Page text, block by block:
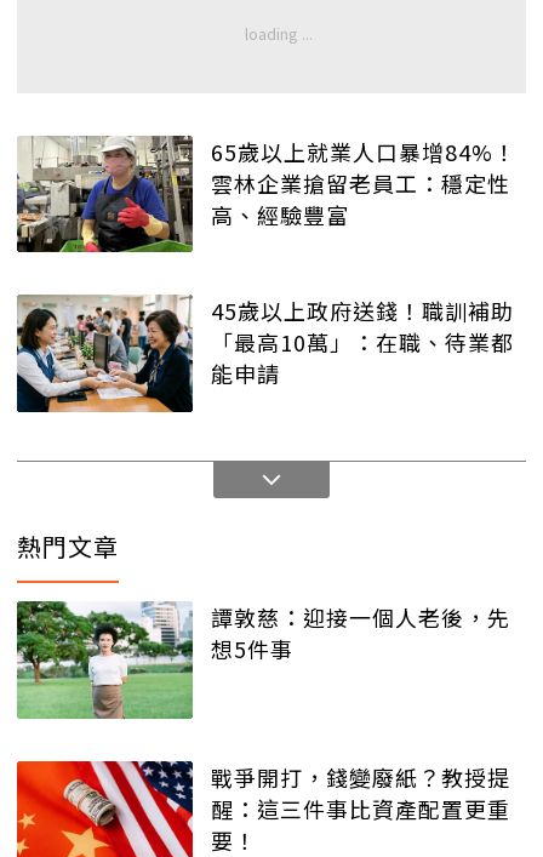
65歲以上就業人口暴增84%！
雲林企業搶留老員工：穩定性
高、經驗豐富
45歲以上政府送錢！職訓補助
「最高10萬」：在職、待業都
能申請
熱門文章
譚敦慈：迎接一個人老後，先
想5件事
戰爭開打，錢變廢紙？教授提
醒：這三件事比資產配置更重
要！